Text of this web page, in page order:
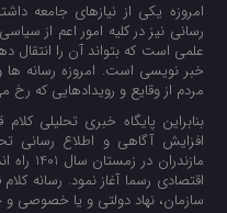
امروزه یکی از نیازهای جامعه
رسانی نیز در کلیه امور اعم از
علمی است که بتواند آن را انتقال
خبر نویسی است. امروزه رسانه
مردم از وقایع و رویدادهایی که رخ
بنابراین پایگاه خبری تحلیلی
افزایش آگاهی و اطلاع رسانی
اقتصادی رسما آغاز نمود. رسانه
سازمان، نهاد دولتی و یا خصوصی